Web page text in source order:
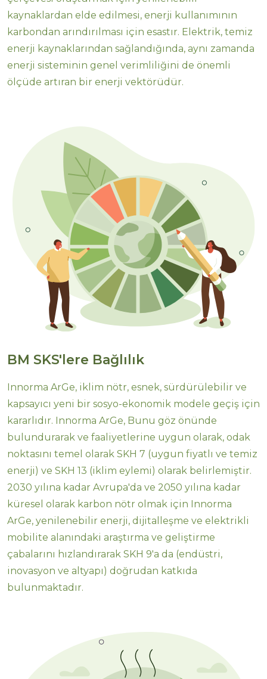
kaynaklardan elde edilmesi, enerji kullanımının
karbondan arındırılması için esastır. Elektrik, temiz
enerji kaynaklarından sağlandığında, aynı zamanda
enerji sisteminin genel verimliliğini de önemli
ölçüde artıran bir enerji vektörüdür.
BM SKS'lere Bağlılık
Innorma ArGe, iklim nötr, esnek, sürdürülebilir ve
kapsayıcı yeni bir sosyo-ekonomik modele geçiş için
kararlıdır. Innorma ArGe, Bunu göz önünde
bulundurarak ve faaliyetlerine uygun olarak, odak
noktasını temel olarak SKH 7 (uygun fiyatlı ve temiz
enerji) ve SKH 13 (iklim eylemi) olarak belirlemiştir.
2030 yılına kadar Avrupa'da ve 2050 yılına kadar
küresel olarak karbon nötr olmak için Innorma
ArGe, yenilenebilir enerji, dijitalleşme ve elektrikli
mobilite alanındaki araştırma ve geliştirme
çabalarını hızlandırarak SKH 9'a da (endüstri,
inovasyon ve altyapı) doğrudan katkıda
bulunmaktadır.